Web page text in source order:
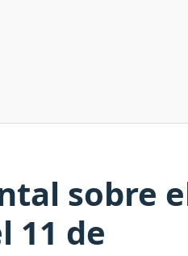
sobre
11 de